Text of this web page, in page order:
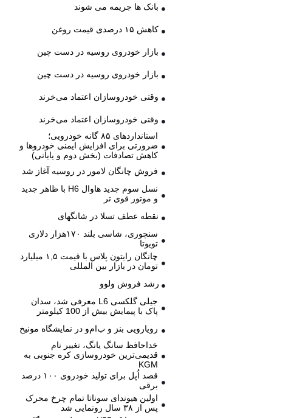
بانک ها جریمه می شوند
کاهش ۱۵ درصدی قیمت روغن
بازار خودروی روسیه در دست چین
بازار خودروی روسیه در دست چین
وقتی خودروسازان اعتماد می‌خرند
وقتی خودروسازان اعتماد می‌خرند
استانداردهای ۸۵ گانه خودرویی؛
ضرورتی برای افزایش ایمنی خودروها و
کاهش تصادفات (بخش دوم و پایانی)
فروش چانگان لامور در روسیه آغاز شد
نسل سوم جدید هاوال H6 با ظاهر جدید
و موتور قوی تر
نقطه عطف تسلا در شانگهای
سنچوری، شاسی بلند ۱۷۰هزار دلاری
تویوتا
چانگان رایتون پلاس با قیمت ۱,۵ میلیارد
تومان در بازار بین المللی
رشد فروش ولوو
جیلی گلکسی L6 معرفی شد، سدان
پاک با پیمایش بیش از 100 کیلومتر
رویارویی بنز و ب‌ام‌و در نمایشگاه مونیخ
خداحافظ سانگ یانگ، تغییر نام
قدیمی‌ترین خودروسازی کره جنوبی به
KGM
قصد اُپل برای تولید خودروی ۱۰۰ درصد
برقی
اولین هیوندای سوناتا تمام چرخ محرک
پس از ۳۸ سال رونمایی شد